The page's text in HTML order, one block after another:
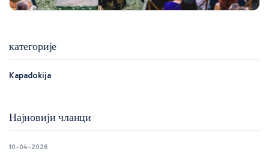
категорије
Kapadokija
Најновији чланци
10-04-2026